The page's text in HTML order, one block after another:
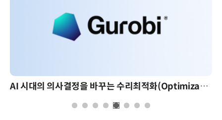
AI 시대의 의사결정을 바꾸는 수리최적화(Optimization): 실제 산업 적용 사례와 활용 전략